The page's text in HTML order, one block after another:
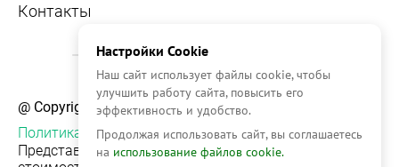
Контакты
@ Copyright, 2026 OFFICE NAVIGATOR
Политика конфиденциальности
Представленная на сайте информация, в т.ч.
Настройки Cookie
Наш сайт использует файлы cookie, чтобы
улучшить работу сайта, повысить его
эффективность и удобство.
Продолжая использовать сайт, вы соглашаетесь
на использование файлов cookie.